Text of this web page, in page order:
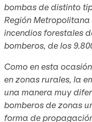
bombas de distinto
Región
incendios forestales
bomberos, de los
Como en esta
en zonas rurales, la
una manera muy
bomberos de zonas
forma de